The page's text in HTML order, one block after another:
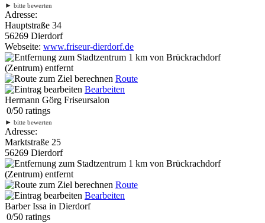
► bitte bewerten
Adresse:
Hauptstraße 34
56269 Dierdorf
Webseite: www.friseur-dierdorf.de
1 km von Brückrachdorf
(Zentrum) entfernt
Route
Bearbeiten
Hermann Görg Friseursalon
0/50 ratings
► bitte bewerten
Adresse:
Marktstraße 25
56269 Dierdorf
1 km von Brückrachdorf
(Zentrum) entfernt
Route
Bearbeiten
Barber Issa in Dierdorf
0/50 ratings